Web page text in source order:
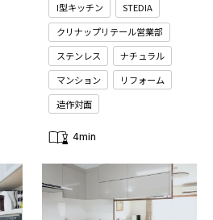
I型キッチン
STEDIA
クリナップリテール営業部
ステンレス
ナチュラル
マンション
リフォーム
造作対面
4min